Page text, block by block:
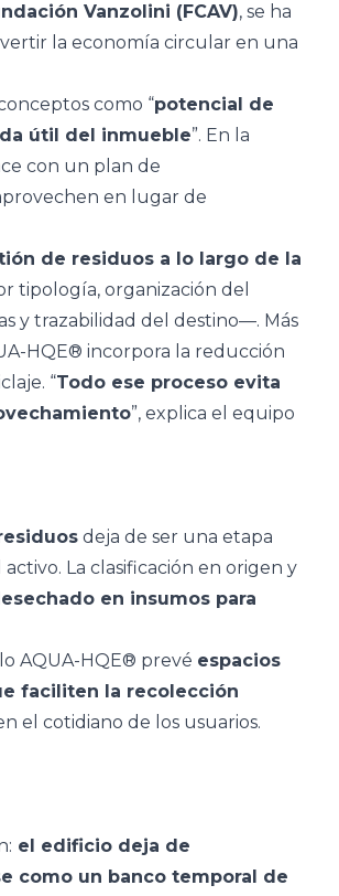
Vanzolini (FCAV), se ha
la economía circular en una
como “potencial de
útil del inmueble”. En la
con un plan de
en lugar de
de residuos a lo largo de la
tipología, organización del
y trazabilidad del destino—. Más
HQE® incorpora la reducción
“Todo ese proceso evita
”, explica el equipo
deja de ser una etapa
La clasificación en origen y
en insumos para
AQUA-HQE® prevé espacios
faciliten la recolección
el cotidiano de los usuarios.
el edificio deja de
como un banco temporal de